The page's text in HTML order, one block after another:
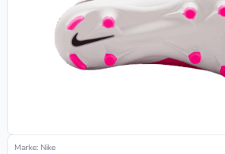
Marke: Nike